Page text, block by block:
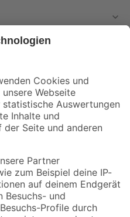
Aktionen mehr verpassen!